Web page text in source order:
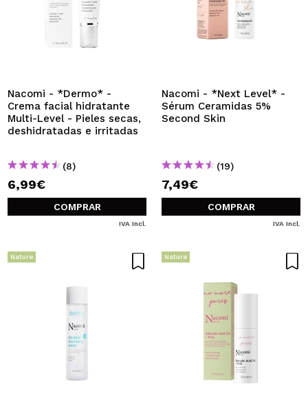
Nacomi - *Dermo* -
Crema facial hidratante
Multi-Level - Pieles secas,
deshidratadas e irritadas
(8)
6,99€
COMPRAR
IVA Incl.
Nacomi - *Next Level* -
Sérum Ceramidas 5%
Second Skin
(19)
7,49€
COMPRAR
IVA Incl.
Nature Nature